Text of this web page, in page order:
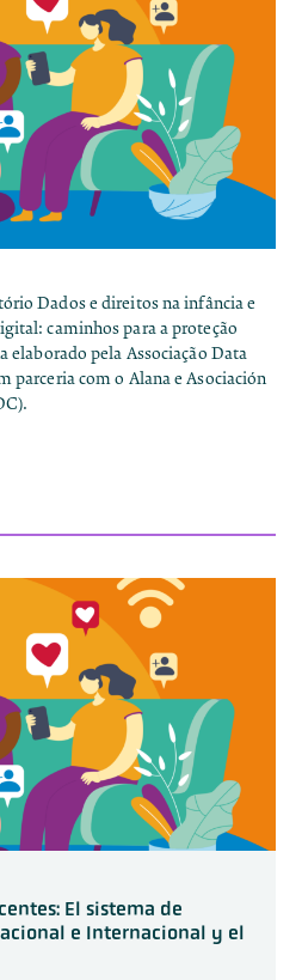
Dados e direitos na infância e
caminhos para a proteção
elaborado pela Associação Data
parceria com o AlanaeAsociación
.
El sistema de
e Internacional y el